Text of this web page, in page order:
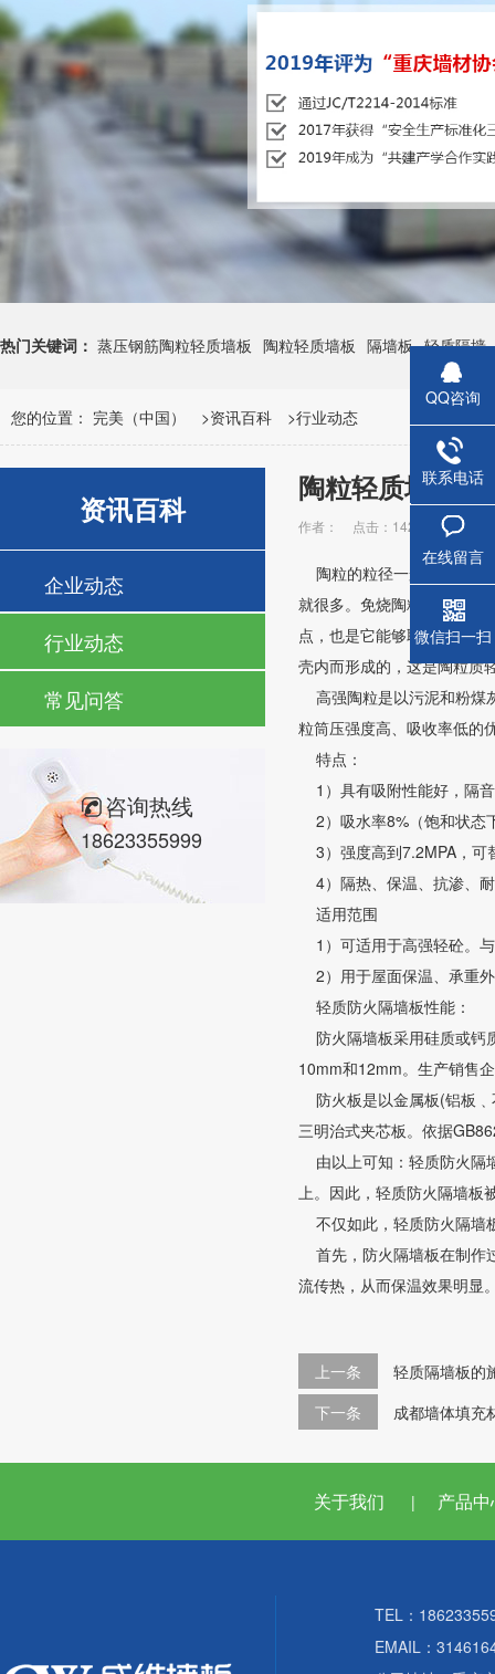
热门关键词： 蒸压钢筋陶粒轻质墙板 陶粒轻质墙板 隔墙板 轻质隔墙
您的位置： 完美（中国） >资讯百科 >行业动态
资讯百科
企业动态
行业动态
常见问答
咨询热线
18623355999
陶粒轻质墙板特
作者： 点击：14227 发布时
陶粒的粒径一般为5～20
就很多。免烧陶粒因所用固
点，也是它能够取代重质砂
壳内而形成的，这是陶粒质
高强陶粒是以污泥和粉煤
粒筒压强度高、吸收率低的
特点：
1）具有吸附性能好，隔
2）吸水率8%（饱和状态
3）强度高到7.2MPA，可
4）隔热、保温、抗渗、
适用范围
1）可适用于高强轻砼。
2）用于屋面保温、承重
轻质防火隔墙板性能：
防火隔墙板采用硅质或钙
10mm和12mm。生产销售
防火板是以金属板(铝板﹑
三明治式夹芯板。依据
由以上可知：轻质防火隔
上。因此，轻质防火隔墙板
不仅如此，轻质防火隔墙
首先，防火隔墙板在制作
流传热，从而保温效果明显
上一条
轻质隔墙板的
下一条
成都墙体填充
关于我们 | 产品
TEL：
EMAIL：
QQ咨询
联系电话
蒸压钢
在线留言
微信扫一扫